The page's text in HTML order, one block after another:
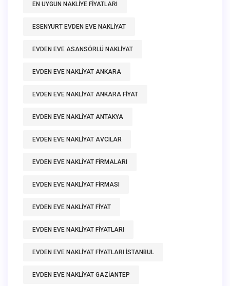
EN UYGUN NAKLIYE FIYATLARI
ESENYURT EVDEN EVE NAKLIYAT
EVDEN EVE ASANSÖRLÜ NAKLIYAT
EVDEN EVE NAKLIYAT ANKARA
EVDEN EVE NAKLIYAT ANKARA FIYAT
EVDEN EVE NAKLIYAT ANTAKYA
EVDEN EVE NAKLIYAT AVCILAR
EVDEN EVE NAKLIYAT FIRMALARI
EVDEN EVE NAKLIYAT FIRMASI
EVDEN EVE NAKLIYAT FIYAT
EVDEN EVE NAKLIYAT FIYATLARI
EVDEN EVE NAKLIYAT FIYATLARI ISTANBUL
EVDEN EVE NAKLIYAT GAZIANTEP